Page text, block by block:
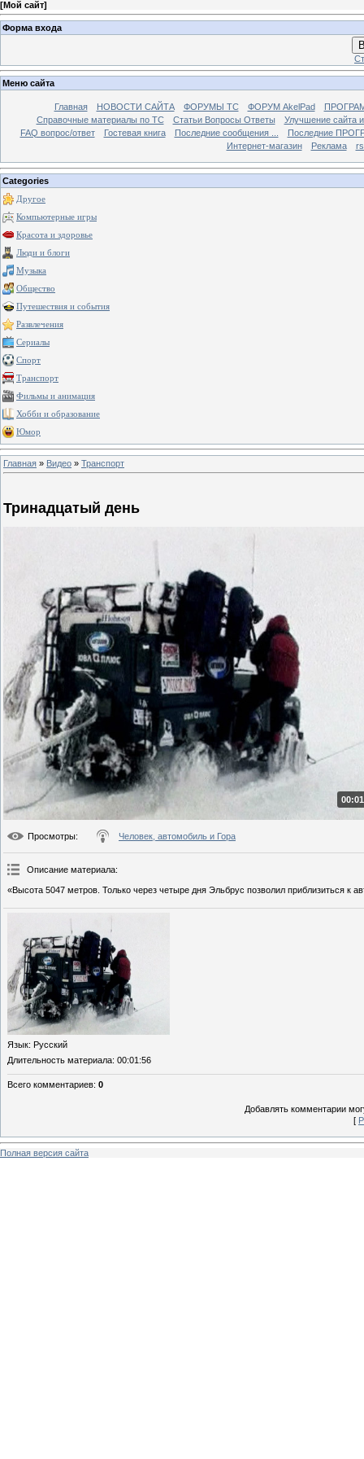
[Мой сайт]
Форма входа
Меню сайта
Главная НОВОСТИ САЙТА ФОРУМЫ TC ФОРУМ AkelPad
Справочные материалы по TС
Статьи Вопросы Ответы
Улучшение сайта
FAQ вопрос/ответ
Гостевая книга Последние сообщения ...
Последние
Интернет-магазин
Реклама
Categories
Другое
Компьютерные игры
Красота и здоровье
Люди и блоги
Музыка
Общество
Путешествия и события
Развлечения
Сериалы
Спорт
Транспорт
Фильмы и анимация
Хобби и образование
Юмор
Главная » Видео » Транспорт
Тринадцатый день
Просмотры: Человек, автомобиль и Гора
Описание материала:
«Высота 5047 метров. Только через четыре дня Эльбрус позволил приблизиться к
Язык: Русский
Длительность материала: 00:01:56
Всего комментариев: 0
Добавлять комментарии
[
Полная версия сайта